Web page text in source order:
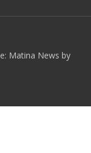
Matina News by